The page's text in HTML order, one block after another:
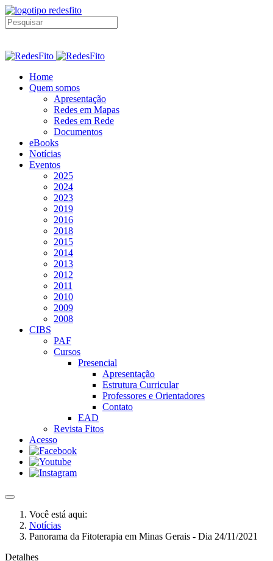
Home
Quem somos
Apresentação
Redes em Mapas
Redes em Rede
Documentos
eBooks
Notícias
Eventos
2025
2024
2023
2019
2016
2018
2015
2014
2013
2012
2011
2010
2009
2008
CIBS
PAF
Cursos
Presencial
Apresentação
Estrutura Curricular
Professores e Orientadores
Contato
EAD
Revista Fitos
Acesso
Você está aqui:
Notícias
Panorama da Fitoterapia em Minas Gerais - Dia 24/11/2021
Detalhes